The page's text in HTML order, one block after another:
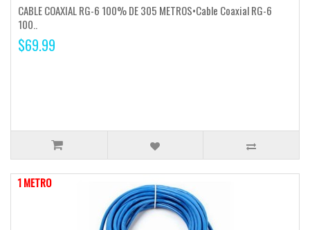
CABLE COAXIAL RG-6 100% DE 305 METROS•Cable Coaxial RG-6
100..
$69.99
1 METRO